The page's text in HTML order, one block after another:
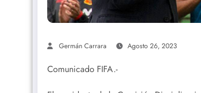
Germán Carrara Agosto 26, 2023
Comunicado FIFA.-